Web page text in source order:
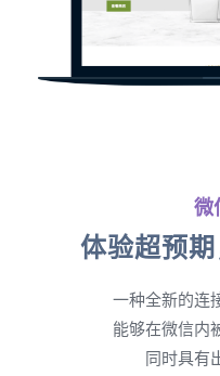
微
体验超预
一种全新的连
能够在微信内
同时具有